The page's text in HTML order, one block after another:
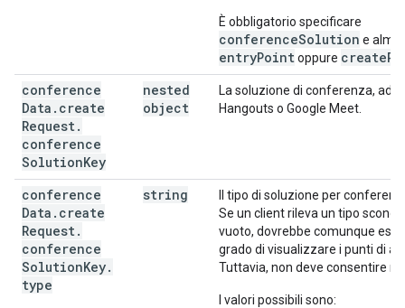
È obbligatorio specificare
conferenceSolution e
entryPointoppure
conference
Data . create
Request.
conference
SolutionKey
nested
object
La soluzione di conferenza, ad
Hangouts o Google Meet.
conference
Data . create
Request.
conference
SolutionKey.
type
string
Il tipo di soluzione per
Se un client rileva un tipo
vuoto, dovrebbe comunque
grado di visualizzare i punti di
Tuttavia, non deve consentire
I valori possibili sono: